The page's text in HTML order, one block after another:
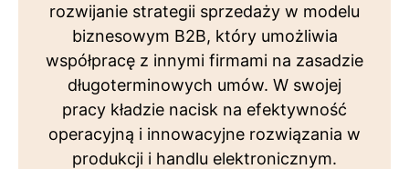
rozwijanie strategii sprzedaży w modelu
biznesowym B2B, który umożliwia
współpracę z innymi firmami na zasadzie
długoterminowych umów. W swojej
pracy kładzie nacisk na efektywność
operacyjną i innowacyjne rozwiązania w
produkcji i handlu elektronicznym.